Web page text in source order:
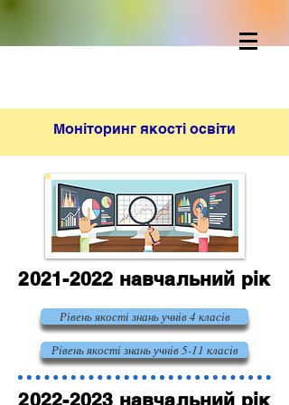
Моніторинг якості освіти
2021-2022 навчальний рік
Рівень якості знань учнів 4 класів
Рівень якості знань учнів 5-11 класів
2022-2023 навчальний рік